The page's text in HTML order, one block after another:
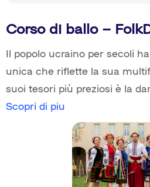
Corso di ballo –
Il popolo ucraino per secoli
unica che riflette la sua
suoi tesori più preziosi è la
Scopri di piu